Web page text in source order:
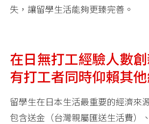
失，讓留學生活能夠更臻完善。
在日無打工經驗人數創
有打工者同時仰賴其
留學生在日本生活最重要的經濟來
包含送金（台灣親屬匯送生活費）